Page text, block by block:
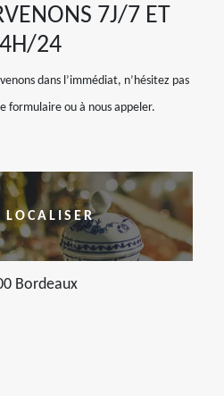
7J/7 ET
24
dans l’immédiat, n’hésitez pas
formulaire ou à nous appeler.
LOCALISER
Bordeaux